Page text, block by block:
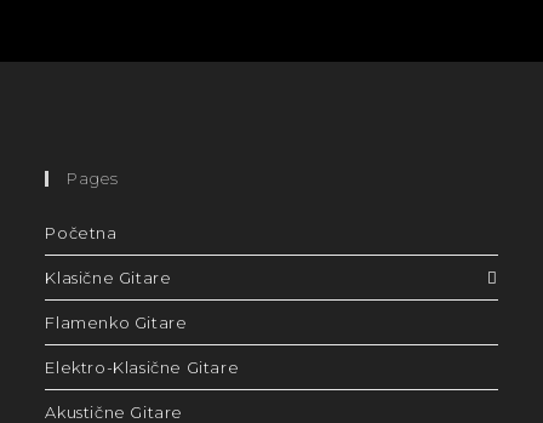
Pages
Početna
Klasične Gitare
Flamenko Gitare
Elektro-Klasične Gitare
Akustične Gitare